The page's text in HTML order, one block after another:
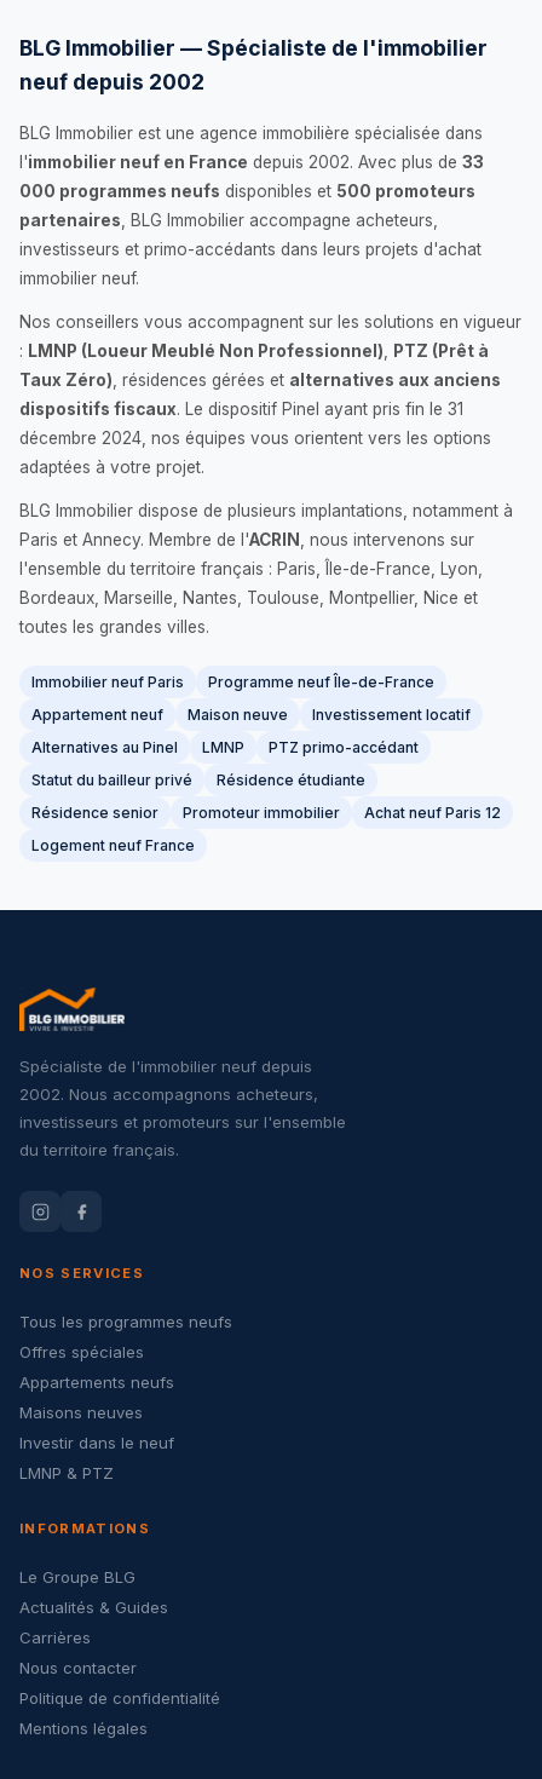
BLG Immobilier — Spécialiste de l'immobilier
neuf depuis 2002
BLG Immobilier est une agence immobilière spécialisée dans
l'immobilier neuf en France depuis 2002. Avec plus de 33
000 programmes neufs disponibles et 500 promoteurs
partenaires , BLG Immobilier accompagne acheteurs,
investisseurs et primo-accédants dans leurs projets d'achat
immobilier neuf.
Nos conseillers vous accompagnent sur les solutions en vigueur
: LMNP (Loueur Meublé Non Professionnel)
PTZ (Prêt à
Taux Zéro) , résidences gérées et alternatives aux anciens
dispositifs fiscaux. Le dispositif Pinel ayant pris fin le 31
décembre 2024, nos équipes vous orientent vers les options
adaptées à votre projet.
BLG Immobilier dispose de plusieurs implantations, notamment à
Paris et Annecy. Membre de l'ACRIN
, nous intervenons sur
l'ensemble du territoire français : Paris, Île-de-France, Lyon,
Bordeaux, Marseille, Nantes, Toulouse, Montpellier, Nice et
toutes les grandes villes.
Immobilier neuf Paris
Programme neuf Île-de-France
Appartement neuf
Maison neuve
Investissement locatif
Alternatives au Pinel
LMNP
PTZ primo-accédant
Statut du bailleur privé
Résidence étudiante
Résidence senior
Promoteur immobilier
Achat neuf Paris 12
Logement neuf France
Spécialiste de l'immobilier neuf depuis
2002. Nous accompagnons acheteurs,
investisseurs et promoteurs sur l'ensemble
du territoire français.
NOS SERVICES
Tous les programmes neufs
Offres spéciales
Appartements neufs
Maisons neuves
Investir dans le neuf
LMNP & PTZ
INFORMATIONS
Le Groupe BLG
Actualités & Guides
Carrières
Nous contacter
Politique de confidentialité
Mentions légales